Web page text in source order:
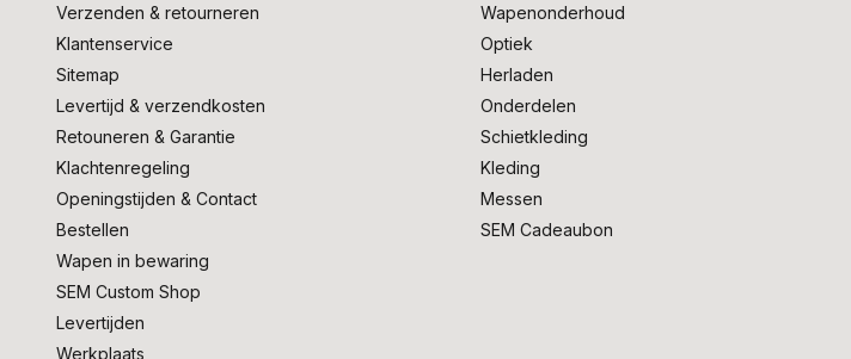
Verzenden & retourneren
Klantenservice
Sitemap
Levertijd & verzendkosten
Retouneren & Garantie
Klachtenregeling
Openingstijden & Contact
Bestellen
Wapen in bewaring
SEM Custom Shop
Levertijden
Werkplaats
Wapenonderhoud
Optiek
Herladen
Onderdelen
Schietkleding
Kleding
Messen
SEM Cadeaubon